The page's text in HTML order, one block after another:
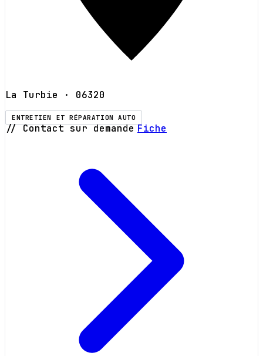
La Turbie · 06320
ENTRETIEN ET RÉPARATION AUTO
// Contact sur demande Fiche